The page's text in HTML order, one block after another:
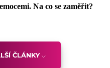
Na co se zaměřit?
ČLÁNKY